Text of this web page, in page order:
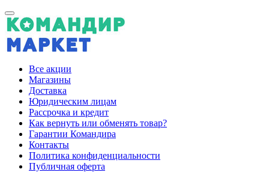
Все акции
Магазины
Доставка
Юридическим лицам
Рассрочка и кредит
Как вернуть или обменять товар?
Гарантии Командира
Контакты
Политика конфиденциальности
Публичная оферта